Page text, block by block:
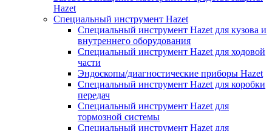
Hazet
Специальный инструмент Hazet
Специальный инструмент Hazet для кузова и
внутреннего оборудования
Специальный инструмент Hazet для ходовой
части
Эндоскопы/диагностические приборы Hazet
Специальный инструмент Hazet для коробки
передач
Специальный инструмент Hazet для
тормозной системы
Специальный инструмент Hazet для